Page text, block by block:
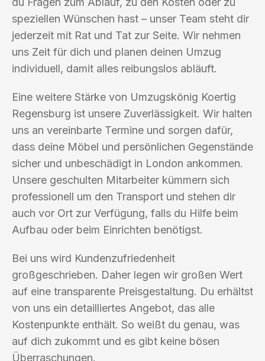
speziellen Wünschen hast – unser Team steht dir
jederzeit mit Rat und Tat zur Seite. Wir nehmen
uns Zeit für dich und planen deinen Umzug
individuell, damit alles reibungslos abläuft.
Eine weitere Stärke von Umzugskönig Koertig
Regensburg ist unsere Zuverlässigkeit. Wir halten
uns an vereinbarte Termine und sorgen dafür,
dass deine Möbel und persönlichen Gegenstände
sicher und unbeschädigt in London ankommen.
Unsere geschulten Mitarbeiter kümmern sich
professionell um den Transport und stehen dir
auch vor Ort zur Verfügung, falls du Hilfe beim
Aufbau oder beim Einrichten benötigst.
Bei uns wird Kundenzufriedenheit
großgeschrieben. Daher legen wir großen Wert
auf eine transparente Preisgestaltung. Du erhältst
von uns ein detailliertes Angebot, das alle
Kostenpunkte enthält. So weißt du genau, was
auf dich zukommt und es gibt keine bösen
Überraschungen.